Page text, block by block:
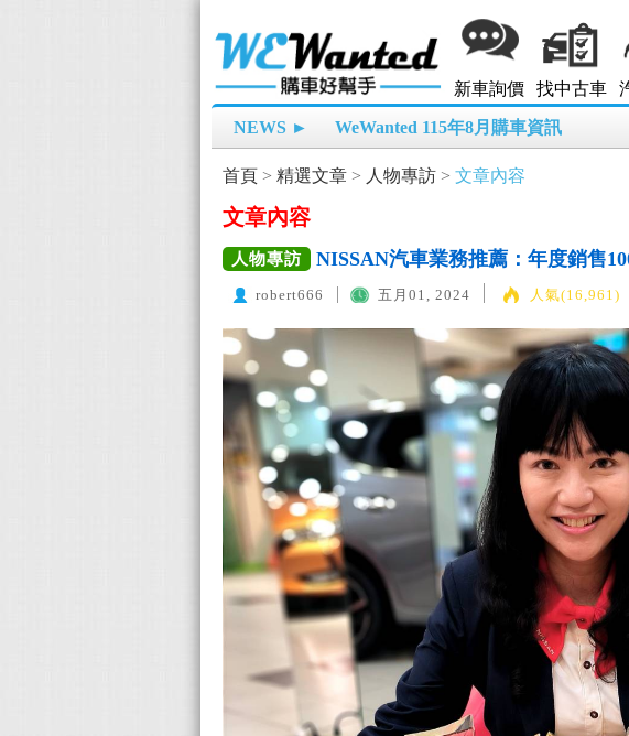
新車詢價 找中古車
NEWS ► WeWanted 115年8月購車資訊
首頁 > 精選文章 > 人物專訪 > 文章內容
文章內容
人物專訪 NISSAN汽車業務推薦：年度銷售
robert666 五月01, 2024 人氣(16,961)